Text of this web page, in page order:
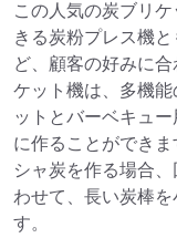
この人気の炭ブリ
きる炭粉プレス機
ど、顧客の好みに
ケット機は、多機
ットとバーベキュ
に作ることができ
シャ炭を作る場合
わせて、長い炭棒
す。